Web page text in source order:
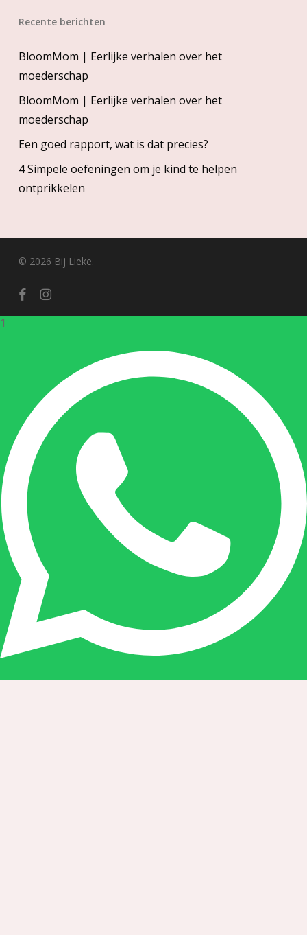
Recente berichten
BloomMom | Eerlijke verhalen over het
moederschap
BloomMom | Eerlijke verhalen over het
moederschap
Een goed rapport, wat is dat precies?
4 Simpele oefeningen om je kind te helpen
ontprikkelen
© 2026 Bij Lieke.
facebookinstagram
1